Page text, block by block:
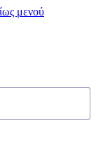
μενού